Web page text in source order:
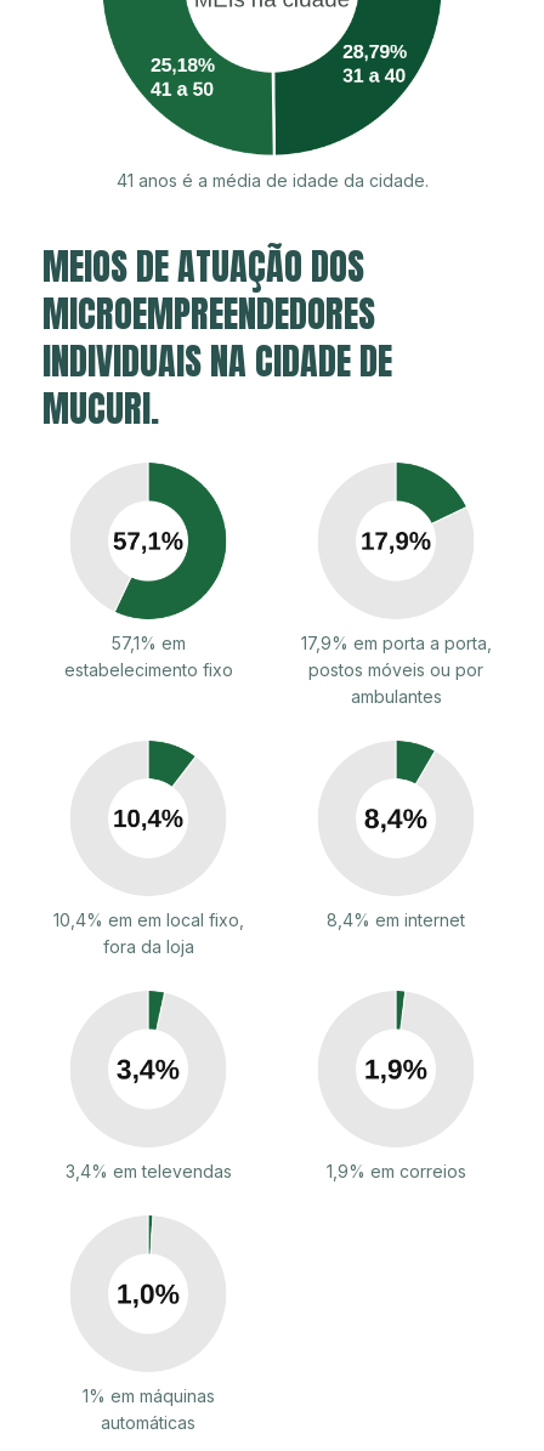
41 anos é a média de idade da cidade.
MEIOS DE ATUAÇÃO DOS
MICROEMPREENDEDORES
INDIVIDUAIS NA CIDADE DE
MUCURI.
57,1% em
estabelecimento fixo
17,9% em porta a porta,
postos móveis ou por
ambulantes
10,4% em em local fixo,
fora da loja
8,4% em internet
3,4% em televendas 1,9% em correios
1% em máquinas
automáticas